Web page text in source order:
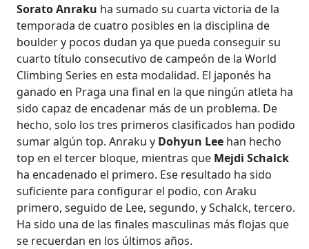
Sorato Anraku ha sumado su cuarta victoria de la
temporada de cuatro posibles en la disciplina de
boulder y pocos dudan ya que pueda conseguir su
cuarto título consecutivo de campeón de la World
Climbing Series en esta modalidad. El japonés ha
ganado en Praga una final en la que ningún atleta ha
sido capaz de encadenar más de un problema. De
hecho, solo los tres primeros clasificados han podido
sumar algún top. Anraku y Dohyun Lee han hecho
top en el tercer bloque, mientras que Mejdi Schalck
ha encadenado el primero. Ese resultado ha sido
suficiente para configurar el podio, con Araku
primero, seguido de Lee, segundo, y Schalck, tercero.
Ha sido una de las finales masculinas más flojas que
se recuerdan en los últimos años.